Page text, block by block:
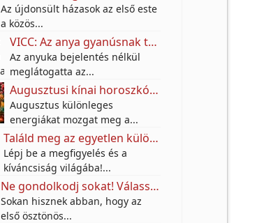
Az újdonsült házasok az első este
a közös...
VICC: Az anya gyanúsnak találta a fia lakótársát.
Az anyuka bejelentés nélkül
meglátogatta az...
Augusztusi kínai horoszkóp: ezeknek a jegyeknek nagy fordulatot hozhat a hónap
Augusztus különleges
energiákat mozgat meg a...
Találd meg az egyetlen különbséget az utcai festő képén – a legtöbben nem veszik észre!
Lépj be a megfigyelés és a
kíváncsiság világába!...
Ne gondolkodj sokat! Válassz egy karkötőt, és tudd meg, milyen anyagi jövő várhat rád a következő 10 évben!
Sokan hisznek abban, hogy az
első ösztönös...